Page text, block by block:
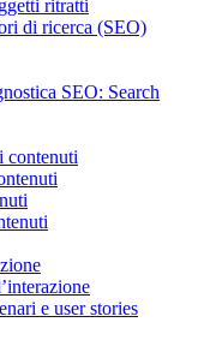
ritratti
di ricerca (SEO)
SEO: Search
contenuti
e user stories